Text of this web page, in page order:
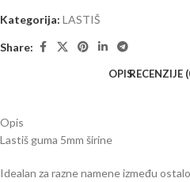
Kategorija: LASTIŠ
Share:
OPISRECENZIJE
Opis
Lastiš guma 5mm širine
Idealan za razne namene između